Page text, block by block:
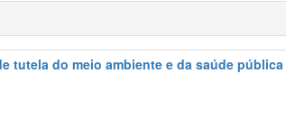
tutela do meio ambiente e da saúde pública